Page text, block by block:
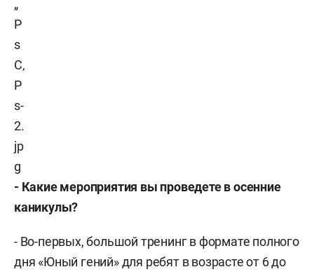
- Какие мероприятия вы проведете в осенние
каникулы?
- Во-первых, большой тренинг в формате полного
дня «Юный гений» для ребят в возрасте от 6 до